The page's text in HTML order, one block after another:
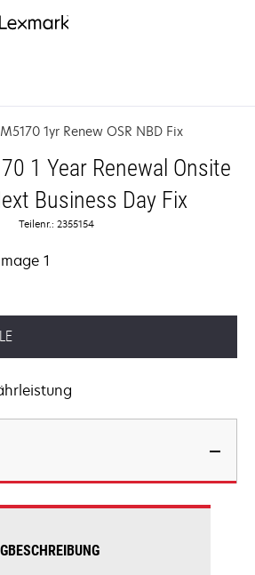
1yr Renew OSR NBD Fix
1 Year Renewal Onsite
Business Day Fix
Teilenr.: 2355154